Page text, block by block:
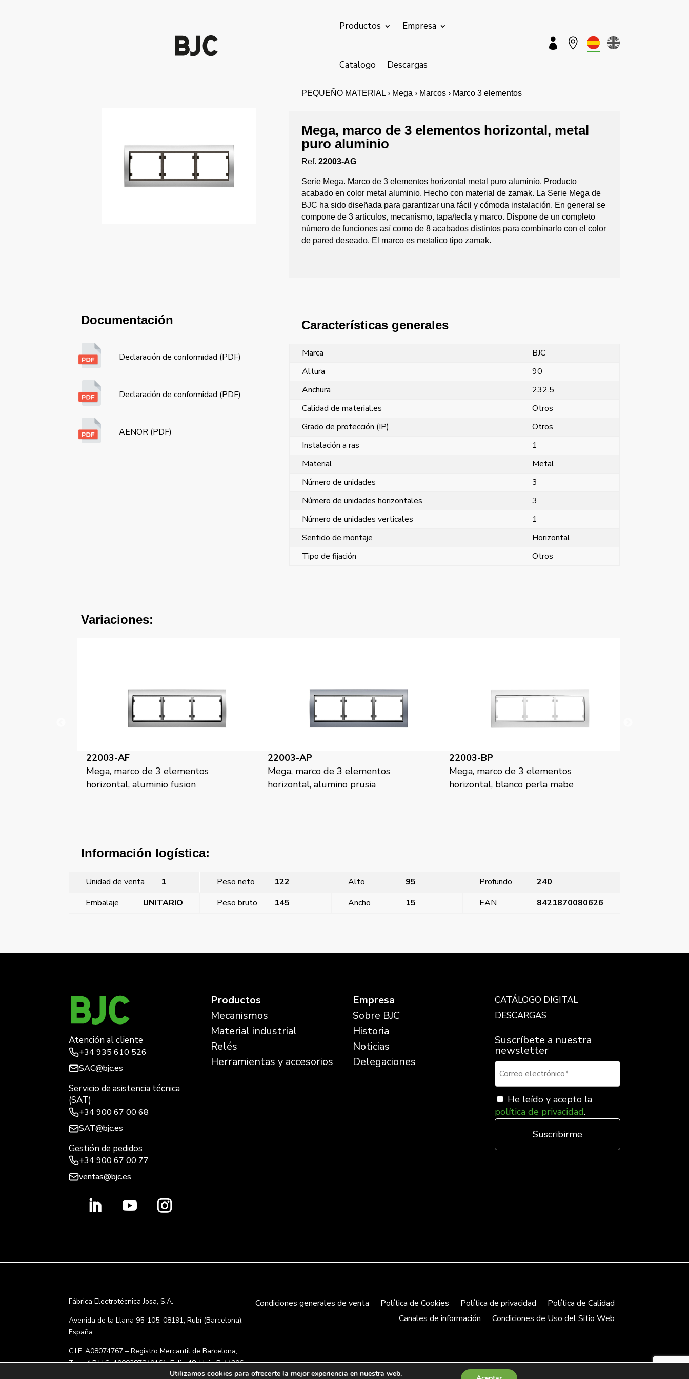
Productos Empresa
Catalogo Descargas
 
PEQUEÑO MATERIAL › Mega › Marcos › Marco 3 elementos
Mega, marco de 3 elementos horizontal, metal
puro aluminio
Ref.22003-AG
Serie Mega. Marco de 3 elementos horizontal metal puro aluminio. Producto
acabado en color metal aluminio. Hecho con material de zamak. La Serie Mega de
BJC ha sido diseñada para garantizar una fácil y cómoda instalación. En general se
compone de 3 articulos, mecanismo, tapa/tecla y marco. Dispone de un completo
número de funciones así como de 8 acabados distintos para combinarlo con el color
de pared deseado. El marco es metalico tipo zamak.
Documentación
Declaración de conformidad (PDF)
Declaración de conformidad (PDF)
AENOR (PDF)
Características generales
Marca
BJC
Altura
90
Anchura
232.5
Calidad de material:es
Otros
Grado de protección (IP)
Otros
Instalación a ras
1
Material
Metal
Número de unidades
3
Número de unidades horizontales
3
Número de unidades verticales
1
Sentido de montaje
Horizontal
Tipo de fijación
Otros
Variaciones:
22003-AP
Mega, marco de 3 elementos
horizontal, alumino prusia
22003-BP
Mega, marco de 3 elementos
horizontal, blanco perla mabe
22003-BS
Mega, marco de 3 elementos
horizontal, blanco satin
Información logística:
Unidad de venta 1 Peso neto 122 Alto 95 Profundo
240
Embalaje
UNITARIO Peso bruto 145 Ancho 15 EAN 8421870080626
Atención al cliente
+34935 610 526
SAC@bjc.es
Servicio de asistencia técnica
(SAT)
+34900 67 00 68
SAT@bjc.es
Gestión de pedidos
+34 900 67 00 77
ventas@bjc.es
Productos
Mecanismos
Material industrial
Relés
Herramientas y accesorios
Empresa
Sobre BJC
Historia
Noticias
Delegaciones
CATÁLOGO DIGITAL
DESCARGAS
Suscríbete a nuestra
newsletter
He leído y acepto la
política de privacidad.
Fábrica Electrotécnica Josa, S.A.
Avenida de la Llana 95-105, 08191, Rubí (Barcelona),
España
C.I.F. A08074767 – Registro Mercantil de Barcelona,
Tomo/I.R.U.S. 1000287840161, Folio 48, Hoja B 44906,
Condiciones generales de venta Política de Cookies Política de privacidad
Política de Calidad
Canales de información
Condiciones de Uso del Sitio Web
Utilizamos cookies para ofrecerte la mejor experiencia en nuestra web.